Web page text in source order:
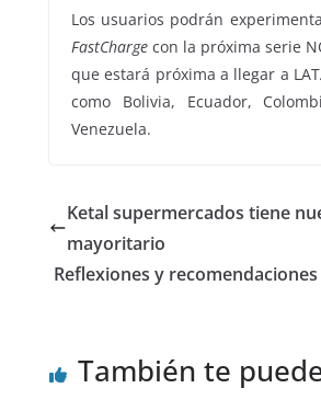
Los usuarios podrán
FastChargecon la próxima serie
que estará próxima a llegar a
como Bolivia, Ecuador,
Venezuela.
Ketal supermercados tiene
mayoritario
Reflexiones y
También te